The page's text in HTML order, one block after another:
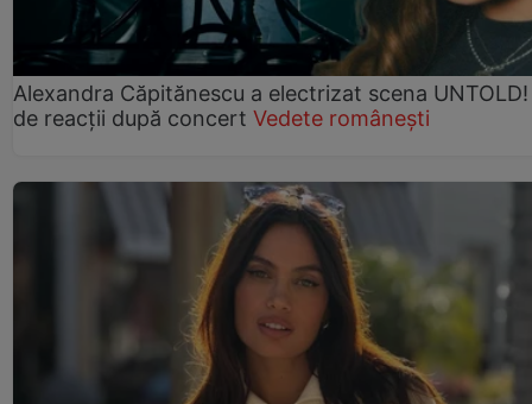
Alexandra Căpitănescu a electrizat scena UNTOLD!
de reacții după concert Vedete românești